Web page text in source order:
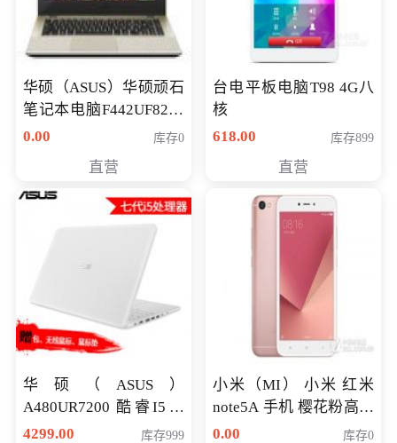
华硕（ASUS）华硕顽石
笔记本电脑F442UF8250
八代独显轻薄办公商务
0.00 库存0
直营
台电平板电脑T98 4G八
核
618.00
库存899
直营
华硕（ASUS）
A480UR7200 酷睿I5超
薄学生办公游戏独显笔
4299.00 库存999
小米（MI） 小米 红米
note5A 手机 樱花粉高配
版 全网通(3G+32G)
0.00 库存0